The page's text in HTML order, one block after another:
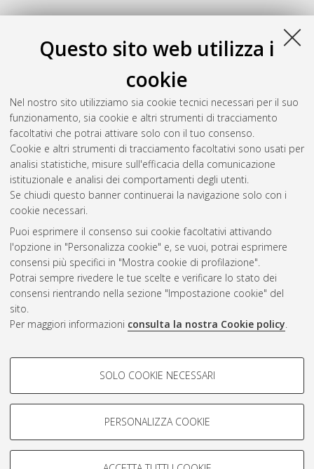
Questo sito web utilizza i
cookie
Nel nostro sito utilizziamo sia cookie tecnici necessari per il suo
funzionamento, sia cookie e altri strumenti di tracciamento
facoltativi che potrai attivare solo con il tuo consenso.
Cookie e altri strumenti di tracciamento facoltativi sono usati per
analisi statistiche, misure sull'efficacia della comunicazione
istituzionale e analisi dei comportamenti degli utenti.
Se chiudi questo banner continuerai la navigazione solo con i
cookie necessari.
Puoi esprimere il consenso sui cookie facoltativi attivando
l'opzione in "Personalizza cookie" e, se vuoi, potrai esprimere
consensi più specifici in "Mostra cookie di profilazione".
Potrai sempre rivedere le tue scelte e verificare lo stato dei
consensi rientrando nella sezione "Impostazione cookie" del
sito.
Per maggiori informazioni consulta la nostra Cookie policy.
COOKIE DI PROFILAZIONE -
Si tratta di cookie utilizzati per analizzare le caratteristiche della
navigazione degli utenti, creare profili in base al loro comportamento
Mostra cookie di profilazione
SOLO COOKIE NECESSARI
PERSONALIZZA COOKIE
Gestione del documento:
Atom
Rss 1.0
Rss 2.0
AMS Laurea
Impostazioni Cookie
Informativa sulla privacy
Condizioni d’uso del sito